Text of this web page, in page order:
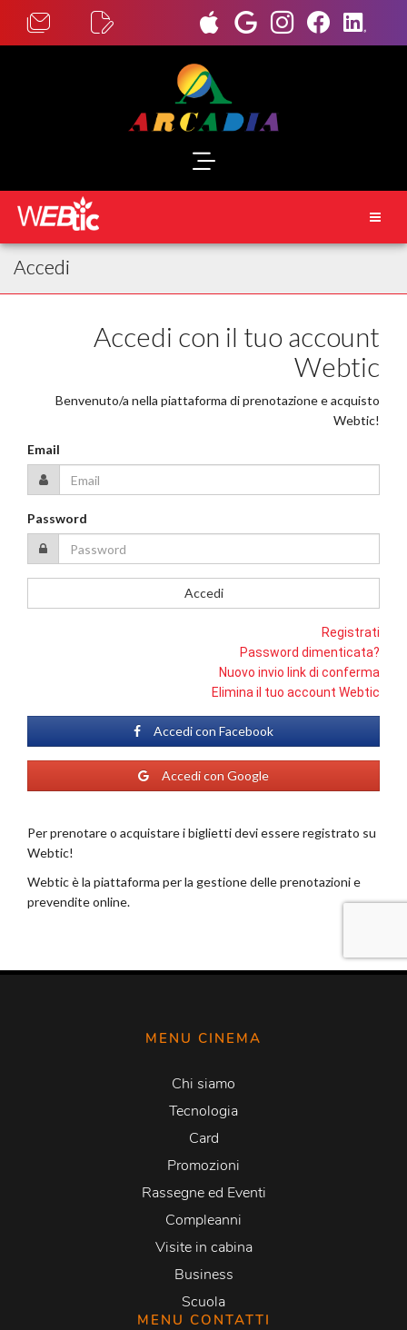
MENU CINEMA
Chi siamo
Tecnologia
Card
Promozioni
Rassegne ed Eventi
Compleanni
Visite in cabina
Business
Scuola
MENU CONTATTI